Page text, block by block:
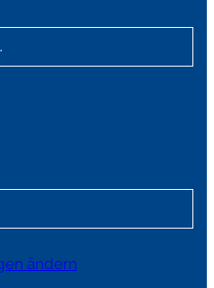
ändern